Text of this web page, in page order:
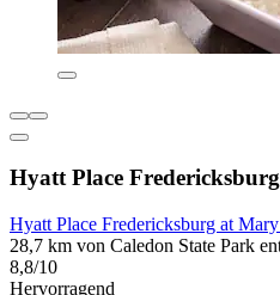
Hyatt Place
Hyatt Place Fredericksburg at
28,7 km von Caledon State Park
8,8/10
Hervorragend